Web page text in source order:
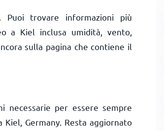
. Puoi trovare informazioni più
a Kiel inclusa umidità, vento,
sulla pagina che contiene il
necessarie per essere sempre
Germany. Resta aggiornato